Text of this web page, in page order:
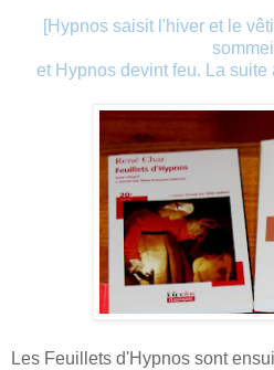
[Hypnos saisit l'hiver et le
sommeil
et Hypnos devint feu. La suite
Les Feuillets d'Hypnos sont